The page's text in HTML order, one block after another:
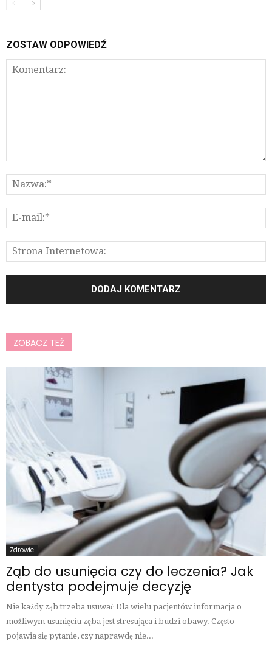
ZOSTAW ODPOWIEDŹ
ZOBACZ TEŻ
Zdrowie
Ząb do usunięcia czy do leczenia? Jak
dentysta podejmuje decyzję
Nie każdy ząb trzeba usuwać Dla wielu pacjentów informacja o
możliwym usunięciu zęba jest stresująca i budzi obawy. Często
pojawia się pytanie, czy naprawdę nie...